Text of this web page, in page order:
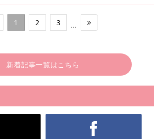
1 2 3 …
新着記事一覧はこちら